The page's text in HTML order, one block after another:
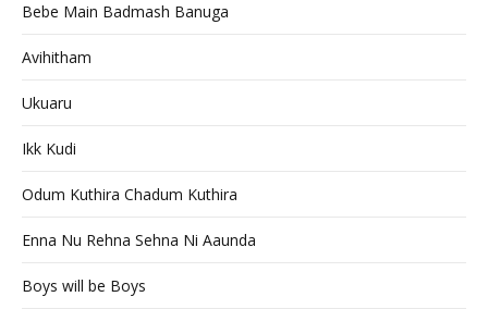
Bebe Main Badmash Banuga
Avihitham
Ukuaru
Ikk Kudi
Odum Kuthira Chadum Kuthira
Enna Nu Rehna Sehna Ni Aaunda
Boys will be Boys